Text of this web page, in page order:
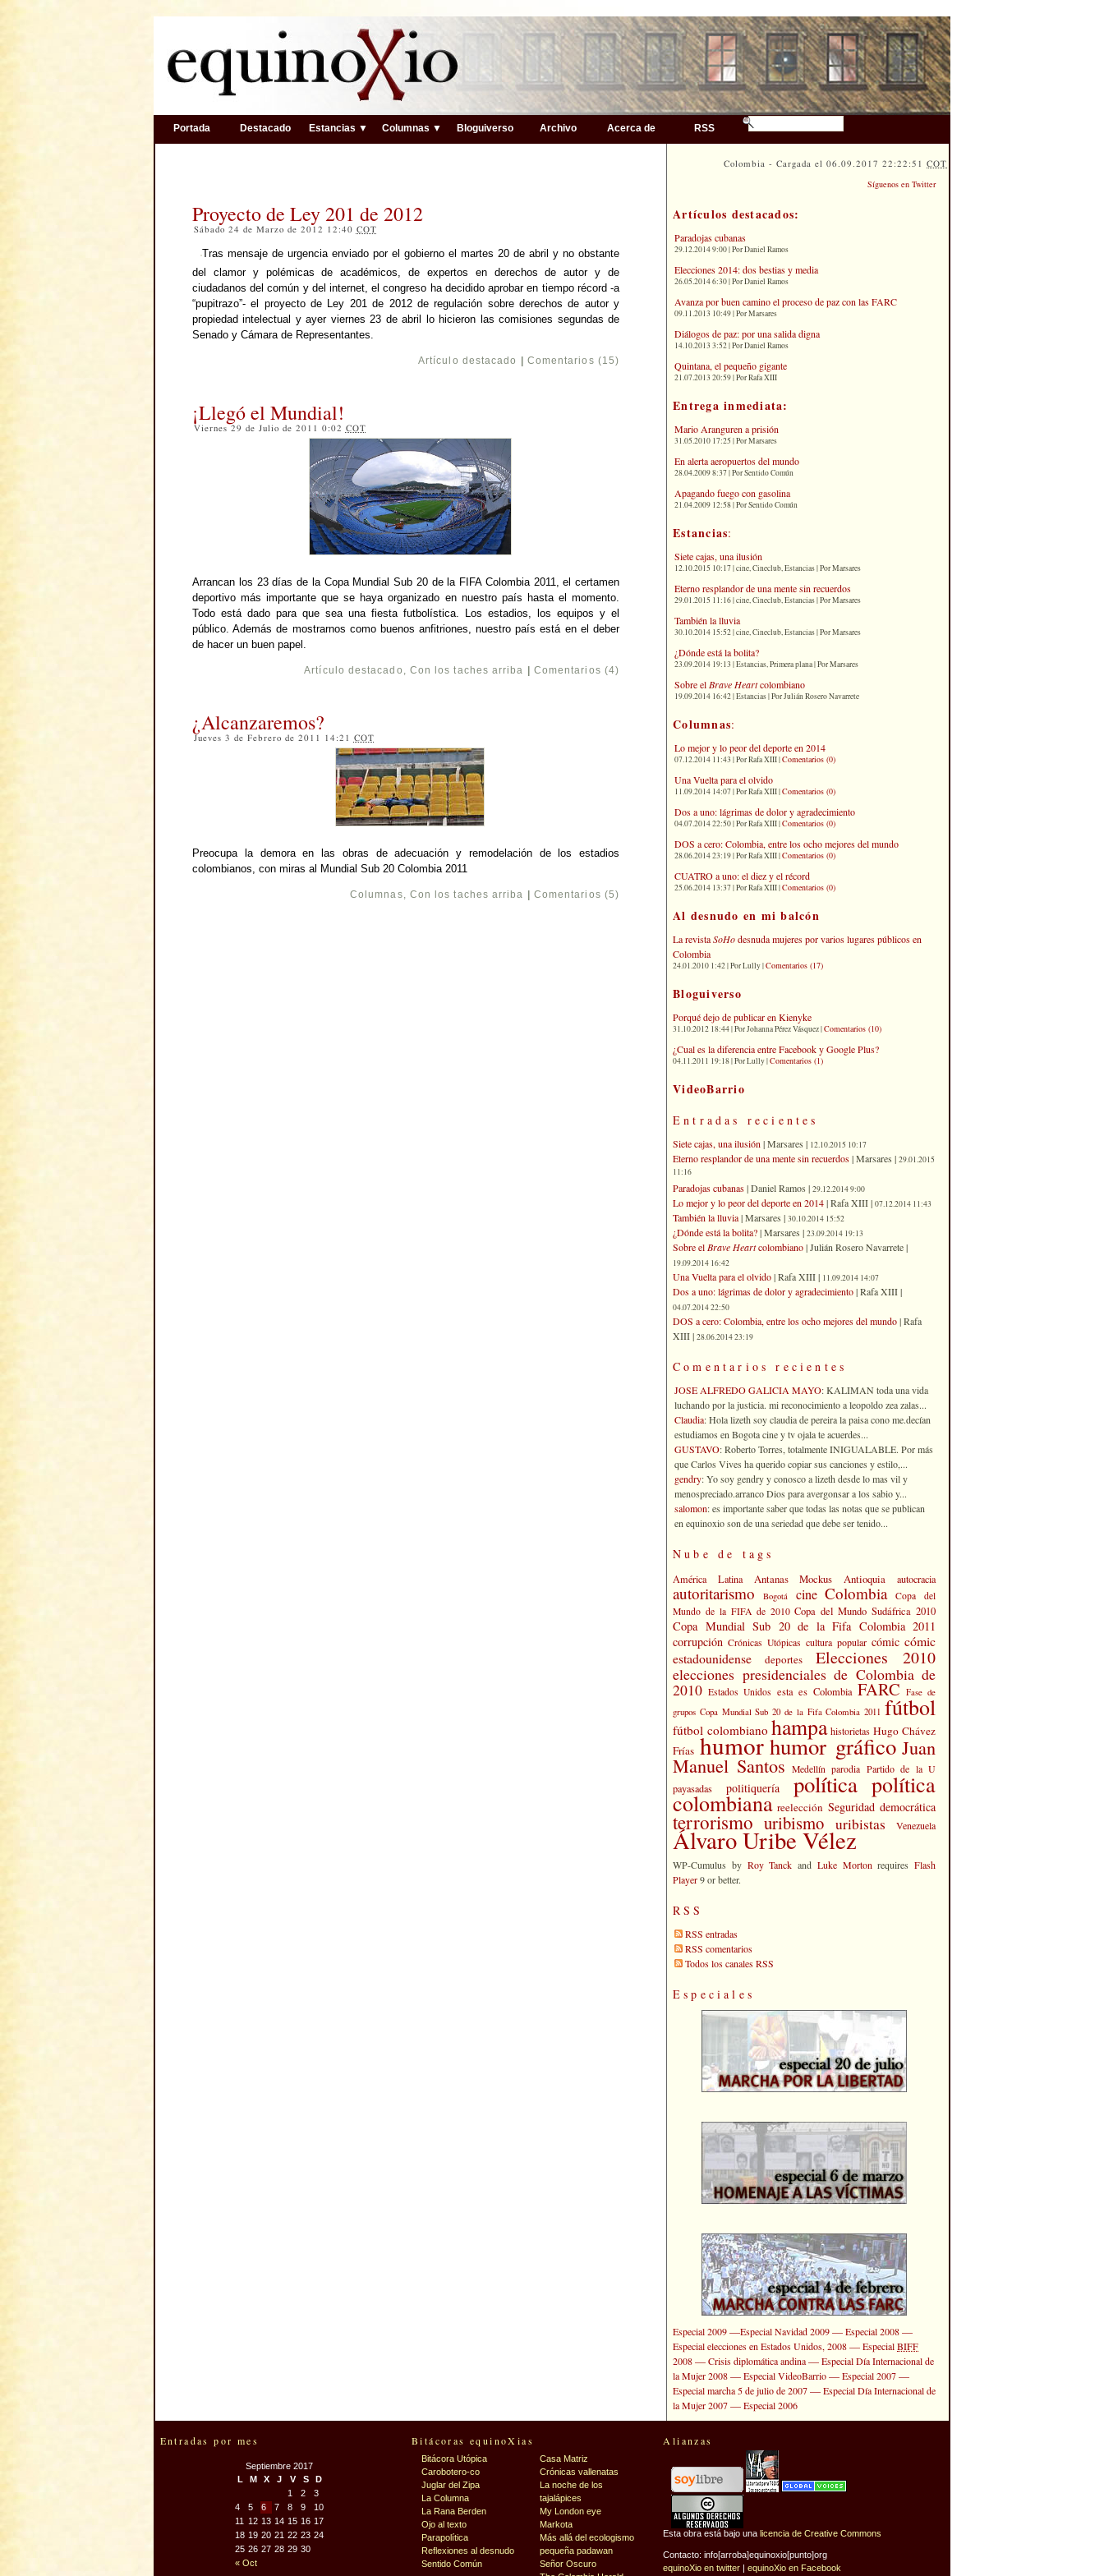
Portada Destacado Estancias ▼ Columnas ▼ Bloguiverso Archivo Acerca de RSS
Colombia - Cargada el 06.09.2017 22:22:51COT
Proyecto de Ley 201 de 2012
Sábado 24 de Marzo de 2012 12:40 COT
Tras mensaje de urgencia enviado por el gobierno el martes 20 de abril y no obstante
del clamor y polémicas de académicos, de expertos en derechos de autor y de
ciudadanos del común y del internet, el congreso ha decidido aprobar en tiempo récord -a
“pupitrazo”- el proyecto de Ley 201 de 2012 de regulación sobre derechos de autor y
propiedad intelectual y ayer viernes 23 de abril lo hicieron las comisiones segundas de
Senado y Cámara de Representantes.
Artículo destacado | Comentarios (15)
¡Llegó el Mundial!
Viernes 29 de Julio de 2011 0:02 COT
Arrancan los 23 días de la Copa Mundial Sub 20 de la FIFA Colombia 2011, el certamen
deportivo más importante que se haya organizado en nuestro país hasta el momento.
Todo está dado para que sea una fiesta futbolística. Los estadios, los equipos y el
público. Además de mostrarnos como buenos anfitriones, nuestro país está en el deber
de hacer un buen papel.
Artículo destacado , Con los taches arriba | Comentarios (4)
¿Alcanzaremos?
Jueves 3 de Febrero de 2011 14:21 COT
Preocupa la demora en las obras de adecuación y remodelación de los estadios
colombianos, con miras al Mundial Sub 20 Colombia 2011
Columnas, Con los taches arriba | Comentarios (5)
Síguenos en Twitter
Artículos destacados:
Paradojas cubanas
29.12.2014 9:00 | Por Daniel Ramos
Elecciones 2014: dos bestias y media
26.05.2014 6:30 | Por Daniel Ramos
Avanza por buen camino el proceso de paz con las FARC
09.11.2013 10:49 | Por Marsares
Diálogos de paz: por una salida digna
14.10.2013 3:52 | Por Daniel Ramos
Quintana, el pequeño gigante
21.07.2013 20:59 | Por Rafa XIII
Entrega inmediata:
Mario Aranguren a prisión
31.05.2010 17:25 | Por Marsares
En alerta aeropuertos del mundo
28.04.2009 8:37 | Por Sentido Común
Apagando fuego con gasolina
21.04.2009 12:58 | Por Sentido Común
Estancias:
Siete cajas, una ilusión
12.10.2015 10:17 | cine, Cineclub, Estancias | Por Marsares
Eterno resplandor de una mente sin recuerdos
29.01.2015 11:16 | cine, Cineclub, Estancias | Por Marsares
También la lluvia
30.10.2014 15:52 | cine, Cineclub, Estancias | Por Marsares
¿Dónde está la bolita?
23.09.2014 19:13 | Estancias, Primera plana | Por Marsares
Sobre el Brave Heartcolombiano
19.09.2014 16:42 | Estancias | Por Julián Rosero Navarrete
Columnas:
Lo mejor y lo peor del deporte en 2014
07.12.2014 11:43 | Por Rafa XIII |Comentarios (0)
Una Vuelta para el olvido
11.09.2014 14:07 | Por Rafa XIII |Comentarios (0)
Dos a uno: lágrimas de dolor y agradecimiento
04.07.2014 22:50 | Por Rafa XIII |Comentarios (0)
DOS a cero: Colombia, entre los ocho mejores del mundo
28.06.2014 23:19 | Por Rafa XIII |Comentarios (0)
CUATRO a uno: el diez y el récord
25.06.2014 13:37 | Por Rafa XIII |Comentarios (0)
Al desnudo en mi balcón
La revistaSoHodesnuda mujeres por varios lugares públicos en
Colombia
24.01.2010 1:42 | Por Lully |Comentarios (17)
Bloguiverso
Porqué dejo de publicar en Kienyke
31.10.2012 18:44 | Por Johanna Pérez Vásquez |Comentarios (10)
¿Cual es la diferencia entre Facebook y Google Plus?
04.11.2011 19:18 | Por Lully |Comentarios (1)
VideoBarrio
Entradas recientes
Siete cajas, una ilusión | Marsares | 12.10.2015 10:17
Eterno resplandor de una mente sin recuerdos| Marsares | 29.01.2015
11:16
Paradojas cubanas| Daniel Ramos | 29.12.2014 9:00
Lo mejor y lo peor del deporte en 2014| Rafa XIII | 07.12.2014 11:43
También la lluvia| Marsares | 30.10.2014 15:52
¿Dónde está la bolita?| Marsares | 23.09.2014 19:13
Sobre el Brave Heartcolombiano| Julián Rosero Navarrete |
19.09.2014 16:42
Una Vuelta para el olvido| Rafa XIII | 11.09.2014 14:07
Dos a uno: lágrimas de dolor y agradecimiento| Rafa XIII |
04.07.2014 22:50
DOS a cero: Colombia, entre los ocho mejores del mundo| Rafa
XIII | 28.06.2014 23:19
Comentarios recientes
JOSE ALFREDO GALICIA MAYO: KALIMAN toda una vida
luchando por la justicia. mi reconocimiento a leopoldo zea zalas...
Claudia: Hola lizeth soy claudia de pereira la paisa cono me.decían
estudiamos en Bogota cine y tv ojala te acuerdes...
GUSTAVO: Roberto Torres, totalmente INIGUALABLE. Por más
que Carlos Vives ha querido copiar sus canciones y estilo,...
gendry: Yo soy gendry y conosco a lizeth desde lo mas vil y
menospreciado.arranco Dios para avergonsar a los sabio y...
salomon: es importante saber que todas las notas que se publican
en equinoxio son de una seriedad que debe ser tenido...
Nube de tags
América Latina Antanas Mockus Antioquia autocracia
autoritarismo Bogotá cine Colombia
Copa del
Mundo de la FIFA de 2010 Copa del Mundo Sudáfrica 2010
Copa Mundial Sub 20 de la Fifa Colombia 2011
corrupción Crónicas Utópicas cultura popular cómic cómic
estadounidense
deportes Elecciones 2010
elecciones presidenciales de Colombia de
2010 Estados Unidos esta es Colombia FARC Fase de
grupos Copa Mundial Sub 20 de la Fifa Colombia 2011 fútbol
fútbol colombiano hampa historietas Hugo Chávez
Frías humorhumor gráfico Juan
Manuel Santos Medellín parodia Partido de la U
payasadas
politiquería política política
colombiana reelección Seguridad democrática
terrorismo uribismo uribistas Venezuela
Álvaro Uribe Vélez
WP-Cumulus by Roy Tanck and Luke Morton requires Flash
Player9 or better.
RSS
RSS entradas
RSS comentarios
Todos los canales RSS
Especiales
Especial 2009—Especial Navidad 2009—Especial 2008—
Especial elecciones en Estados Unidos, 2008—EspecialBIFF
2008—Crisis diplomática andina—Especial Día Internacional de
la Mujer 2008—Especial VideoBarrio—Especial 2007—
Especial marcha 5 de julio de 2007—Especial Día Internacional de
la Mujer 2007—Especial 2006
Entradas por mes
Septiembre 2017
L
M X J V S D
« Oct
1 2
3
4
5 6 7 8 9
10
11
12 13 14 15 16 17
18 19 20 21 22 23 24
25 26 27 28 29 30
Bitácoras equinoXias
Bitácora Utópica
Carobotero-co
Juglar del Zipa
La Columna
La Rana Berden
Ojo al texto
Parapolítica
Reflexiones al desnudo
Sentido Común
Casa Matriz
Crónicas vallenatas
La noche de los
tajalápices
My London eye
Markota
Más allá del ecologismo
pequeña padawan
Señor Oscuro
Alianzas
Esta obra está bajo una licencia de Creative Commons
Contacto: info[arroba]equinoxio[punto]org
equinoXio en twitter |equinoXio en Facebook